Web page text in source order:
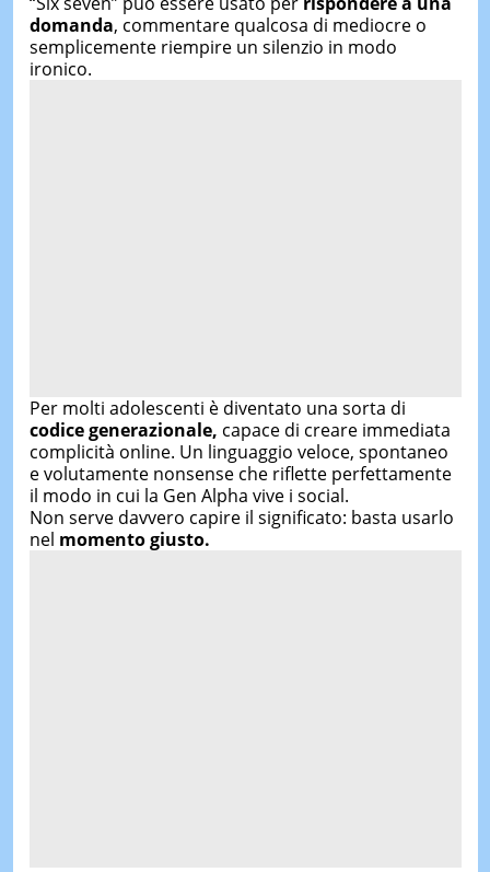
domanda, commentare qualcosa di mediocre o
semplicemente riempire un silenzio in modo
ironico.
Per molti adolescenti è diventato una sorta di
codice generazionale, capace di creare immediata
complicità online. Un linguaggio veloce, spontaneo
e volutamente nonsense che riflette perfettamente
il modo in cui la Gen Alpha vive i social.
Non serve davvero capire il significato: basta usarlo
nel momento giusto.